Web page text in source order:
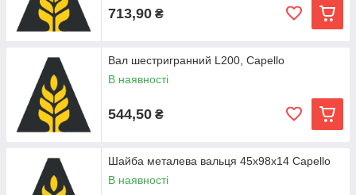
713,90 ₴
Вал шестригранний L200, Capello
В наявності
544,50 ₴
Шайба металева вальця 45x98x14 Capello
В наявності